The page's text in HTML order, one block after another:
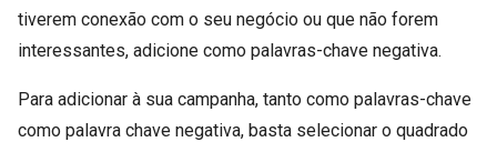
tiverem conexão com o seu negócio ou que não forem
interessantes, adicione como palavras-chave negativa.
Para adicionar à sua campanha, tanto como palavras-chave
como palavra chave negativa, basta selecionar o quadrado